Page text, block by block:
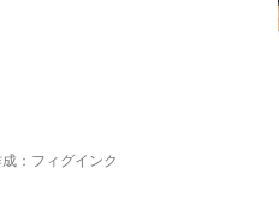
：フィグインク